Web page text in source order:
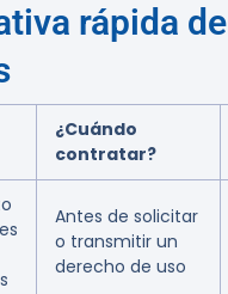
rápida de
¿Cuándo
contratar?
Antes de solicitar
o transmitir un
derecho de uso